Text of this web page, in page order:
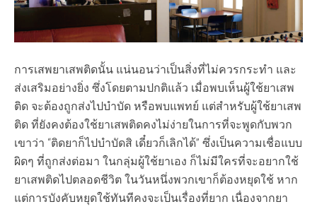
การเสพยาเสพติดนั้น แน่นอนว่าเป็นสิ่งที่ไม่ควรกระทำ และ
ส่งเสริมอย่างยิ่ง ซึ่งโดยตามปกติแล้ว เมื่อพบเห็นผู้ใช้ยาเสพ
ติด จะต้องถูกส่งไปบำบัด หรือพบแพทย์ แต่สำหรับผู้ใช้ยาเสพ
ติด ที่ยังคงต้องใช้ยาเสพติดคงไม่ง่ายในการที่จะพูดกับพวก
เขาว่า “ติดยาก็ไปบำบัดสิ เดี๋ยวก็เลิกได้” ซึ่งเป็นความเชื่อแบบ
ผิดๆ ที่ถูกส่งต่อมา ในกลุ่มผู้ใช้ยาเอง ก็ไม่มีใครที่จะอยากใช้
ยาเสพติดไปตลอดชีวิต ในวันหนึ่งพวกเขาก็ต้องหยุดใช้ หาก
แต่การบังคับหยุดใช้ทันทีคงจะเป็นเรื่องที่ยาก เนื่องจากยา